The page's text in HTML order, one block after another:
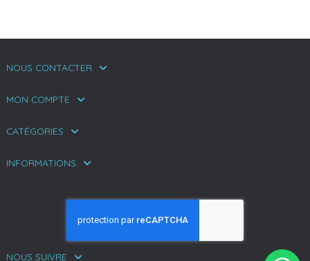
NOUS CONTACTER
MON COMPTE
CATÉGORIES
INFORMATIONS
NOUS SUIVRE